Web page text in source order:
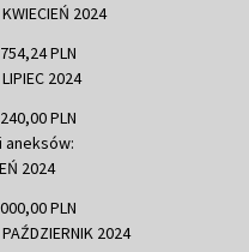
2024
PLN
2024
PLN
aneksów:
2024
PLN
2024